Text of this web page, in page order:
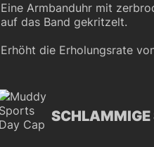
Eine Armbanduhr mit
auf das Band gekritzelt.
Erhöht die Erholungsrate
SCHLAMMIGE